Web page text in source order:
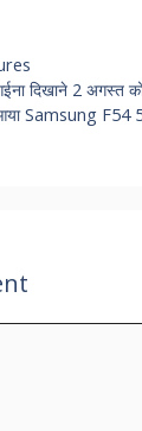
दिखाने 2 अगस्त
Samsung F54